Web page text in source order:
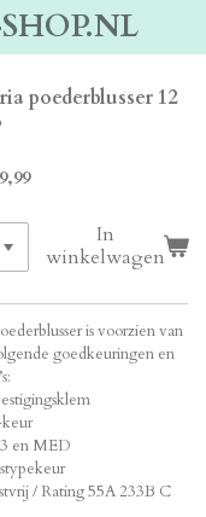
poederblusser 12
In
winkelwagen
is voorzien van
goedkeuringen en
en MED
/ Rating 55A 233B C